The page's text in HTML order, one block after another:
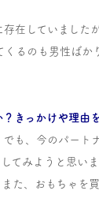
在していました
るのも男性ばか
きっかけや理由を
も、今のパート
てみようと思いま
た、おもちゃを